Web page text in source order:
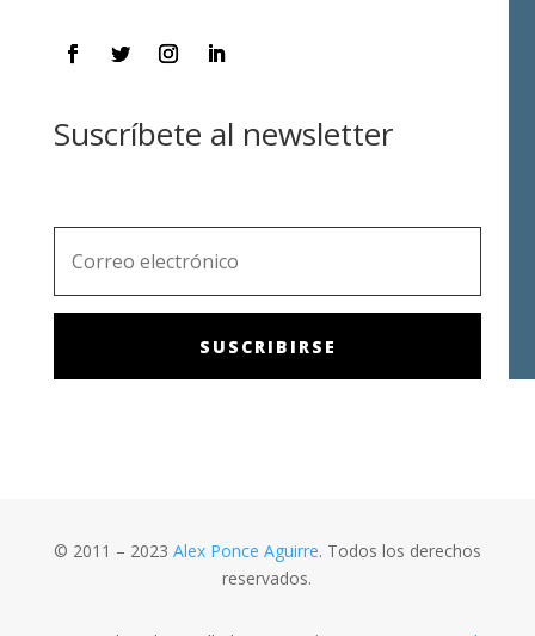
Suscríbete al newsletter
SUSCRIBIRSE
© 2011 – 2023 Alex Ponce Aguirre. Todos los derechos
reservados.